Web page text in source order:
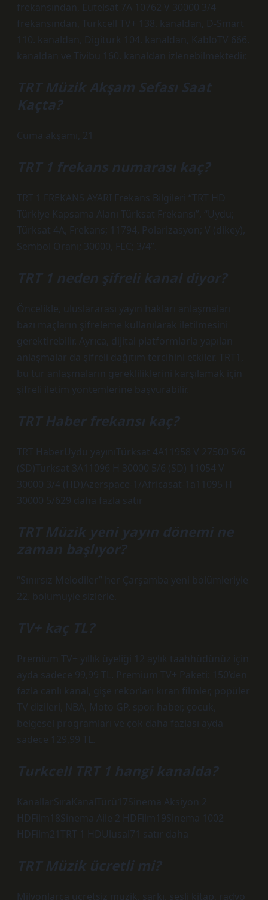
frekansından, Eutelsat 7A 10762 V 30000 3/4
frekansından, Turkcell TV+ 138. kanaldan, D-Smart
110. kanaldan, Digiturk 104. kanaldan, KabloTV 666.
kanaldan ve Tivibu 160. kanaldan izlenebilmektedir.
TRT Müzik Akşam Sefası Saat
Kaçta?
Cuma akşamı, 21
TRT 1 frekans numarası kaç?
TRT 1 FREKANS AYARI Frekans Bilgileri “TRT HD
Türkiye Kapsama Alanı Türksat Frekansı”, “Uydu;
Türksat 4A, Frekans; 11794, Polarizasyon; V (dikey),
Sembol Oranı; 30000, FEC; 3/4”.
TRT 1 neden şifreli kanal diyor?
Öncelikle, uluslararası yayın hakları anlaşmaları
bazı maçların şifreleme kullanılarak iletilmesini
gerektirebilir. Ayrıca, dijital platformlarla yapılan
anlaşmalar da şifreli dağıtım tercihini etkiler. TRT1,
bu tür anlaşmaların gerekliliklerini karşılamak için
şifreli iletim yöntemlerine başvurabilir.
TRT Haber frekansı kaç?
TRT HaberUydu yayınıTürksat 4A11958 V 27500 5/6
(SD)Türksat 3A11096 H 30000 5/6 (SD) 11054 V
30000 3/4 (HD)Azerspace-1/Africasat-1a11095 H
30000 5/629 daha fazla satır
TRT Müzik yeni yayın dönemi ne
zaman başlıyor?
“Sınırsız Melodiler” her Çarşamba yeni bölümleriyle
22. bölümüyle sizlerle.
TV+ kaç TL?
Premium TV+ yıllık üyeliği 12 aylık taahhüdünüz için
ayda sadece 99,99 TL. Premium TV+ Paketi: 150’den
fazla canlı kanal, gişe rekorları kıran filmler, popüler
TV dizileri, NBA, Moto GP, spor, haber, çocuk,
belgesel programları ve çok daha fazlası ayda
sadece 129,99 TL.
Turkcell TRT 1 hangi kanalda?
KanallarSıraKanalTürü17Sinema Aksiyon 2
HDFilm18Sinema Aile 2 HDFilm19Sinema 1002
HDFilm21TRT 1 HDUlusal71 satır daha
TRT Müzik ücretli mi?
Milyonlarca ücretsiz müzik, şarkı, sesli kitap, radyo